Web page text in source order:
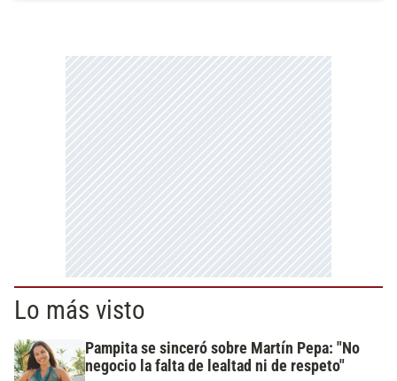
Lo más visto
Pampita se sinceró sobre Martín Pepa: "No
negocio la falta de lealtad ni de respeto"